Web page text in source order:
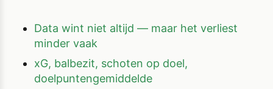
Data wint niet altijd — maar het verliest
minder vaak
xG, balbezit, schoten op doel,
doelpuntengemiddelde